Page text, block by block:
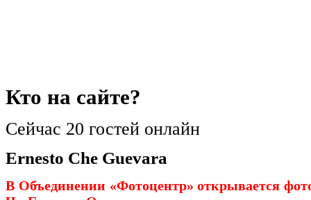
Кто на сайте?
Сейчас 20 гостей онлайн
Ernesto Che Guevara
В Объединении «Фотоцентр» открывается